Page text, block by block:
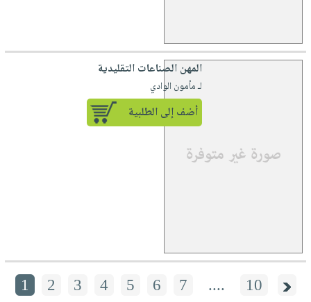
المهن الصناعات التقليدية
لـ مأمون الوادي
أضف إلى الطلبية
1 2 3 4 5 6 7 .... 10